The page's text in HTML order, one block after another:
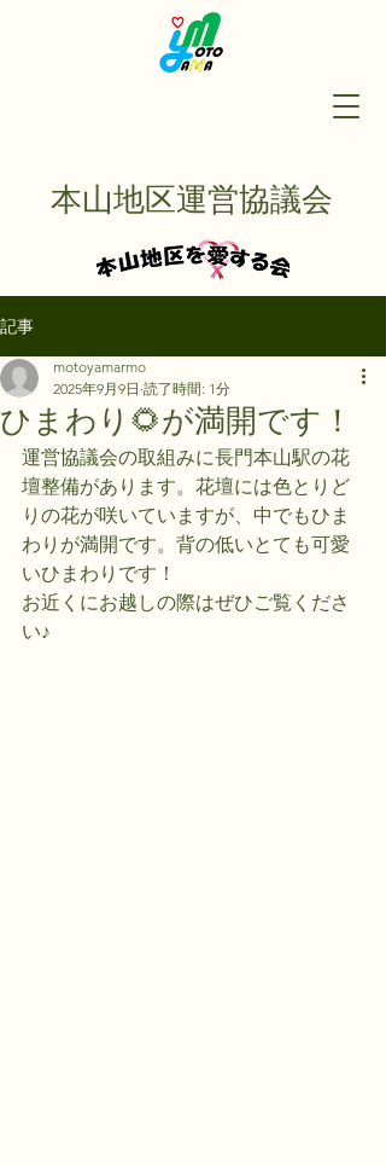
本山地区運営協議会
記事
ひまわり🌻が満開です！
motoyamarmo
2025年9月9日 読了時間: 1分
運営協議会の取組みに長門本山駅の花
壇整備があります。花壇には色とりど
りの花が咲いていますが、中でもひま
わりが満開です。背の低いとても可愛
いひまわりです！
お近くにお越しの際はぜひご覧くださ
い♪